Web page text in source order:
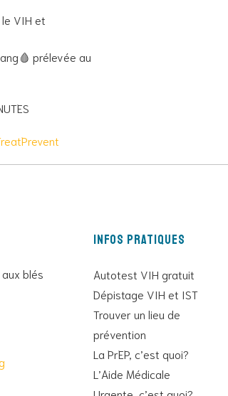
VIH et
prélevée au
blés
Infos pratiques
Autotest VIH gratuit
Dépistage VIH et IST
Trouver un lieu de
prévention
La PrEP, c’est quoi?
L’Aide Médicale